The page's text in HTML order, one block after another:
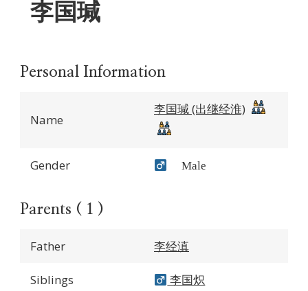
李国瑊
Personal Information
Name
李国瑊 (出继经淮)
Gender Male
Parents ( 1 )
Father 李经滇
Siblings
李国炽